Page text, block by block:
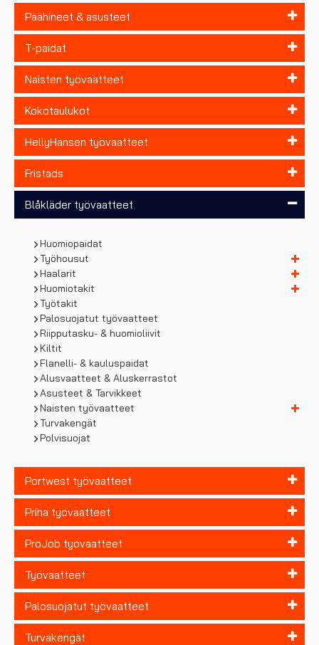
Päähineet & asusteet
T-paidat
Naisten työvaatteet
Kokotaulukot
HellyHansen työvaatteet
Fristads
Blåkläder työvaatteet
Huomiopaidat
Työhousut
Haalarit
Huomiotakit
Työtakit
Palosuojatut työvaatteet
Riipputasku- & huomioliivit
Kiltit
Flanelli- & kauluspaidat
Alusvaatteet & Aluskerrastot
Asusteet & Tarvikkeet
Naisten työvaatteet
Turvakengät
Polvisuojat
Portwest työvaatteet
Priha työvaatteet
ProJob työvaatteet
Työvaatteet
Palosuojatut työvaatteet
Turvakengät